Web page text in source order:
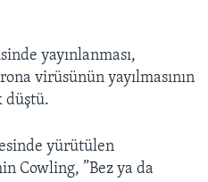
yayınlanması,
virüsünün yayılmasının
düştü.
yürütülen
Cowling, ”Bez ya da